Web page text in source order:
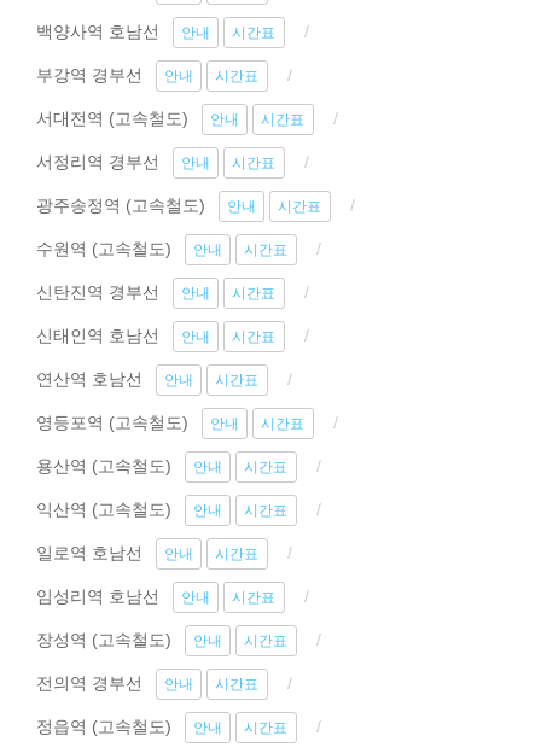
백양사역 호남선 안내 시간표
부강역 경부선 안내 시간표
서대전역 (고속철도) 안내 시간표
서정리역 경부선 안내 시간표
광주송정역 (고속철도) 안내 시간표
수원역 (고속철도) 안내 시간표
신탄진역 경부선 안내 시간표
신태인역 호남선 안내 시간표
연산역 호남선 안내 시간표
영등포역 (고속철도) 안내 시간표
용산역 (고속철도) 안내 시간표
익산역 (고속철도) 안내 시간표
일로역 호남선 안내 시간표
임성리역 호남선 안내 시간표
장성역 (고속철도) 안내 시간표
전의역 경부선 안내 시간표
정읍역 (고속철도) 안내 시간표